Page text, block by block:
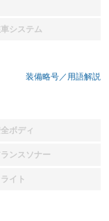
システム
し
装備略号／用語解説
ボディ
し
ンスソナー
し
イト
し